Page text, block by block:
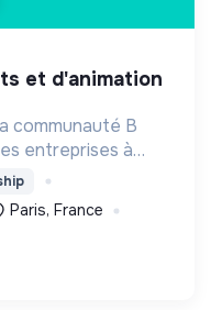
communauté B
entreprises à
à passer à
d'impact ;
Paris, France